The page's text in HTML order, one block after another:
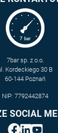
7bar sp. z o.o.
Kordeckiego 30 B
60-144 Poznań
NIP: 7792442874
SOCIAL